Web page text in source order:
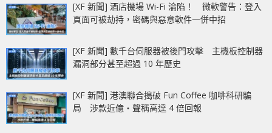
[XF 新聞] 酒店機場 Wi-Fi 淪陷！ 微軟警告：登入
頁面可被劫持，密碼與惡意軟件一併中招
[XF 新聞] 數千台伺服器被後門攻擊 主機板控制器
漏洞部分甚至超過 10 年歷史
[XF 新聞] 港澳聯合搗破 Fun Coffee 咖啡科研騙
局 涉款近億‧聲稱高達 4 倍回報